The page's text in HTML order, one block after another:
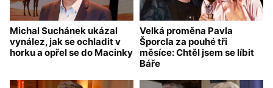
Michal Suchánek ukázal
vynález, jak se ochladit v
horku a opřel se do Macinky
Velká proměna Pavla
Šporcla za pouhé tři
měsíce: Chtěl jsem se líbit
Báře